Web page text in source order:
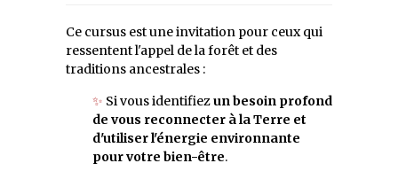
Ce cursus est une invitation pour ceux qui
ressentent l'appel de la forêt et des
traditions ancestrales :
✨ Si vous identifiezun besoin profond
de vous reconnecter à la Terre et
d'utiliser l'énergie environnante
pour votre bien-être.